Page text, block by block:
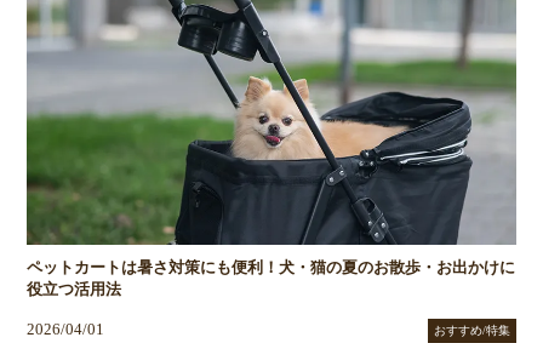
ペットカートは暑さ対策にも便利！犬・猫の夏のお散歩・お出かけに
役立つ活用法
2026/04/01 おすすめ/特集